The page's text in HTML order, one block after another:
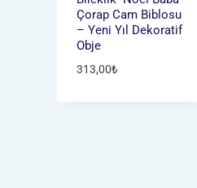
Çorap Cam Biblosu
– Yeni Yıl Dekoratif
Obje
313,00₺